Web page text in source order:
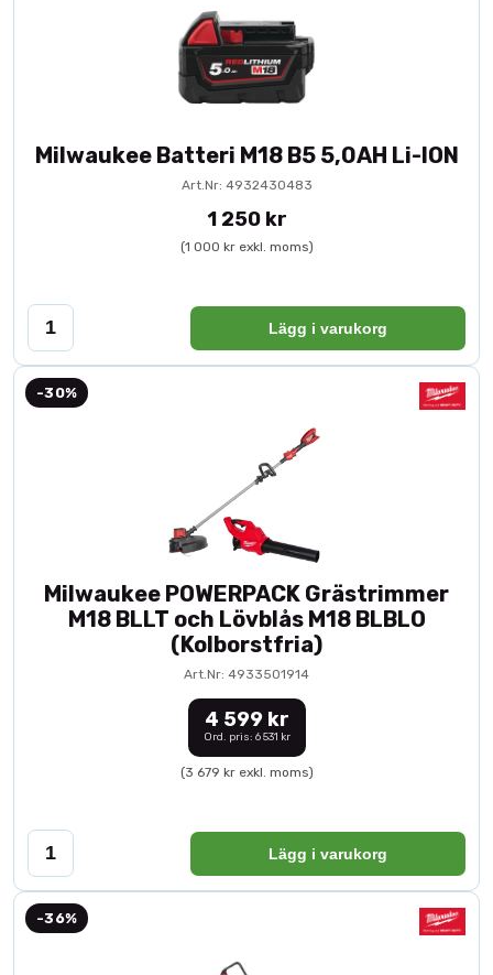
Milwaukee Batteri M18 B5 5,0AH Li-ION
Art.Nr: 4932430483
1 250 kr
(1 000 kr exkl. moms)
Lägg i varukorg
-30%
Milwaukee POWERPACK Grästrimmer
M18 BLLT och Lövblås M18 BLBLO
(Kolborstfria)
Art.Nr: 4933501914
4 599 kr
Ord. pris: 6 531 kr
(3 679 kr exkl. moms)
Lägg i varukorg
-36%